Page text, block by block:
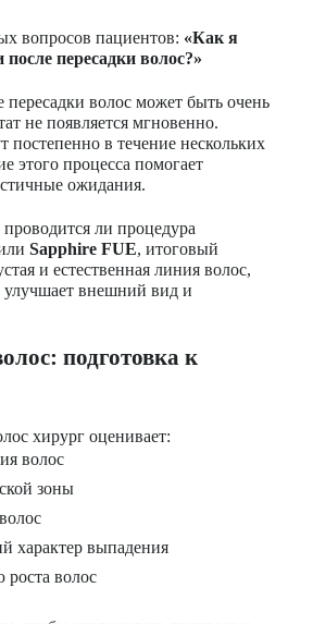
вопросов пациентов: «Как я
после пересадки волос?»
волос может быть очень
не появляется мгновенно.
постепенно в течение нескольких
этого процесса помогает
ожидания.
ли процедура
Sapphire FUE, итоговый
и естественная линия волос,
улучшает внешний вид и
подготовка к
хирург оценивает:
волос
зоны
характер выпадения
волос